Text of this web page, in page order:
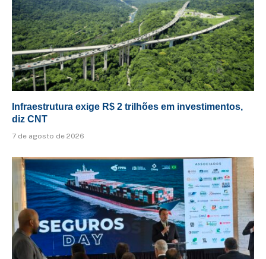
Infraestrutura exige R$ 2 trilhões em investimentos,
diz CNT
7 de agosto de 2026